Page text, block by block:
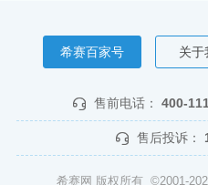
希赛百家号 关于
售前电话： 400-
售后投诉：
希赛网 版权所有 ©2001-